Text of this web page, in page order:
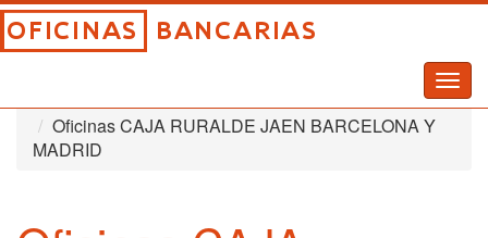
Inicio
Oficinas Bancarias
Oficinas CAJA RURALDE JAEN BARCELONA Y
MADRID